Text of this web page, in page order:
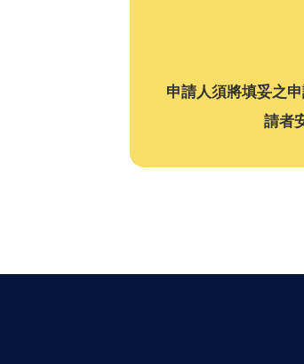
申請人須將填妥之
請者